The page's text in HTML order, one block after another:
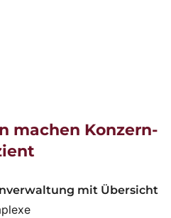
machen Konzern-
mit Übersicht